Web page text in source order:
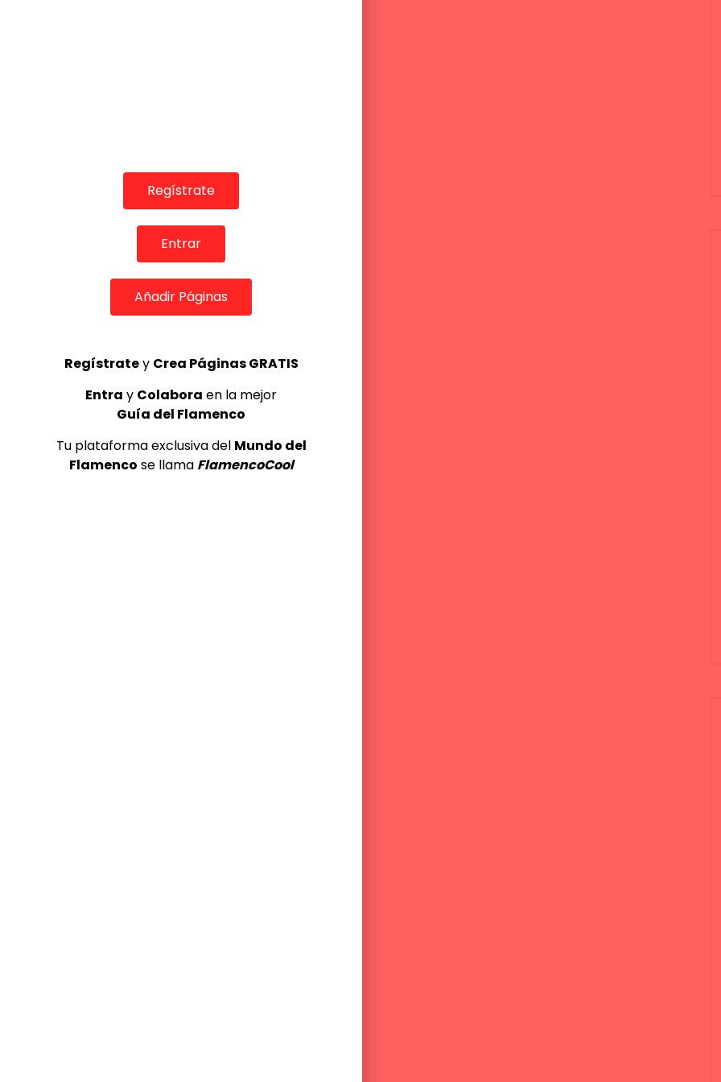
Regístrate
Entrar
Añadir Páginas
Regístratey Crea Páginas GRATIS
Entra y Colabora en la mejor
Guía del Flamenco
Tu plataforma exclusiva del Mundo del
Flamenco se llama FlamencoCool